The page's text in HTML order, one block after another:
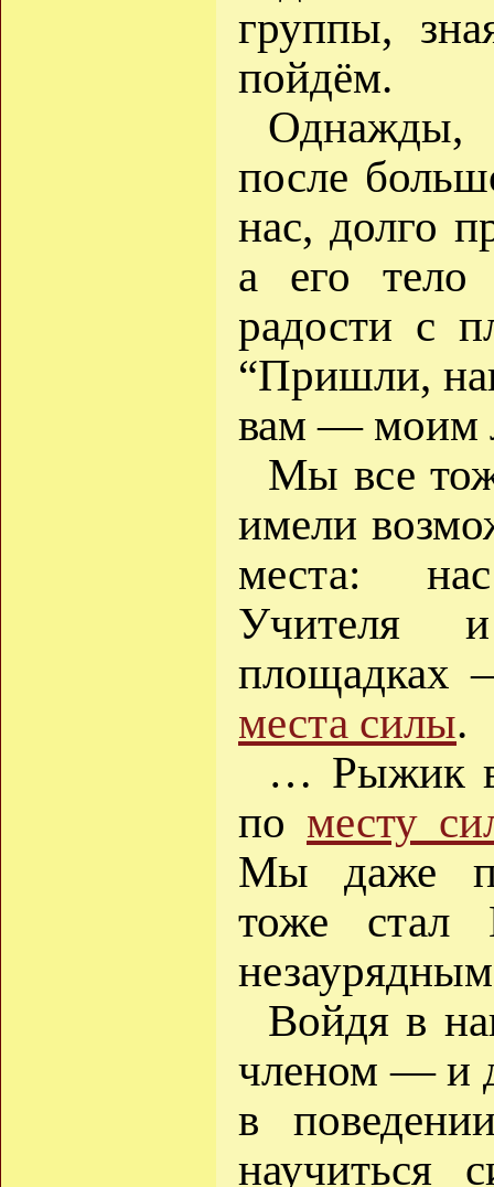
группы,
пойдём.
Однажды,
после
нас, долго
а его
радости с
“Пришли,
вам — моим
Мы все
имели
места:
Учителя
площадках
места силы.
… Рыжик
по месту
Мы даже
тоже стал
Войдя в
членом — и
в
научиться